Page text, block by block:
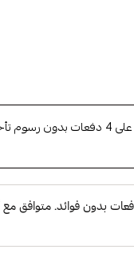
4 دفعات بدون رسوم